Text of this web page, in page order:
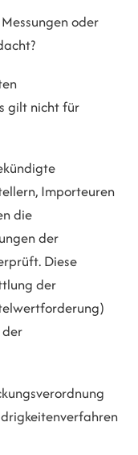
oder
gilt nicht für
Importeuren
die
der
Diese
der